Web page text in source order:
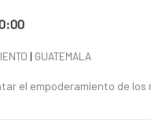
of the news item
| GUATEMALA
el empoderamiento de